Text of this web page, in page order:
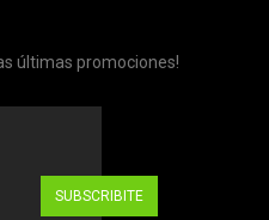
últimas promociones!
SUBSCRIBITE